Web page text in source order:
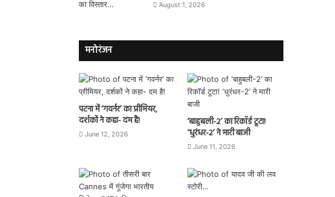
August 1, 2026
मनोरंजन
पटना में ‘गवर्नर’ का प्रीमियर,
दर्शकों ने कहा- दम है!
June 12, 2026
‘बाहुबली-2’ का रिकॉर्ड टूटा!
‘धुरंधर-2’ ने मारी बाजी
June 11, 2026